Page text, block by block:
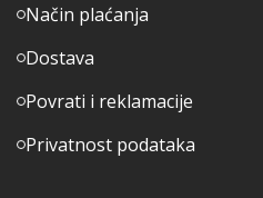
Način plaćanja
Dostava
Povrati i reklamacije
Privatnost podataka